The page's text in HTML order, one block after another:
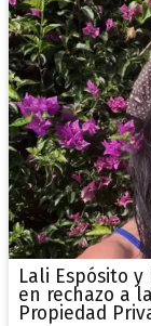
Lali Espósito y
en rechazo a
Propiedad